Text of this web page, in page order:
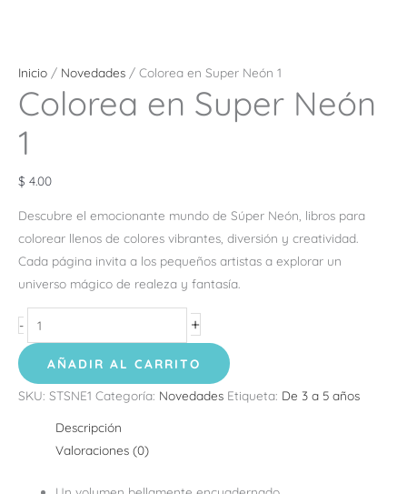
Inicio / Novedades / Colorea en Super Neón 1
Colorea en Super Neón
1
$ 4.00
Descubre el emocionante mundo de Súper Neón, libros para
colorear llenos de colores vibrantes, diversión y creatividad.
Cada página invita a los pequeños artistas a explorar un
universo mágico de realeza y fantasía.
- +
AÑADIR AL CARRITO
SKU: STSNE1 Categoría: Novedades Etiqueta: De 3 a 5 años
Descripción
Valoraciones (0)